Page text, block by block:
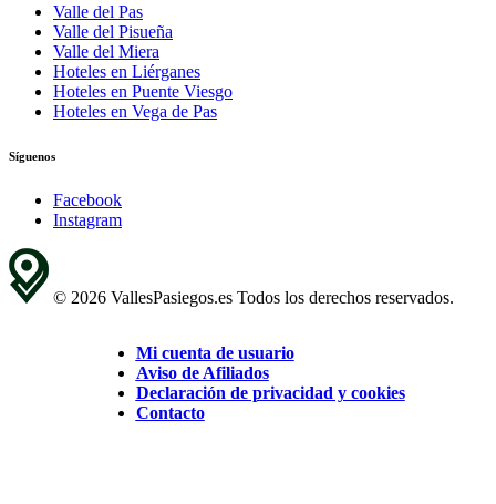
Valle del Pas
Valle del Pisueña
Valle del Miera
Hoteles en Liérganes
Hoteles en Puente Viesgo
Hoteles en Vega de Pas
Síguenos
Facebook
Instagram
© 2026 VallesPasiegos.es Todos los derechos reservados.
Mi cuenta de usuario
Aviso de Afiliados
Declaración de privacidad y cookies
Contacto